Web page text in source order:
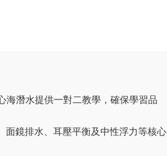
海潛水提供一對二教學，確保學習品
面鏡排水、耳壓平衡及中性浮力等核心